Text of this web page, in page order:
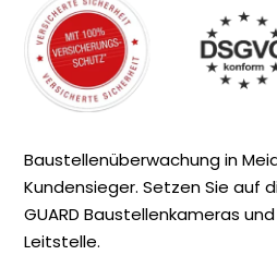
Baustellenüberwachung in
Kundensieger. Setzen Sie auf
GUARD Baustellenkameras
Leitstelle.